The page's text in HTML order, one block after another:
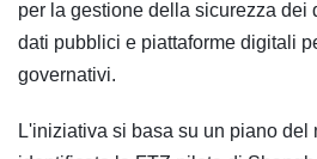
per la gestione della sicurezza dei
dati pubblici e piattaforme digitali
governativi.
L'iniziativa si basa su un piano del